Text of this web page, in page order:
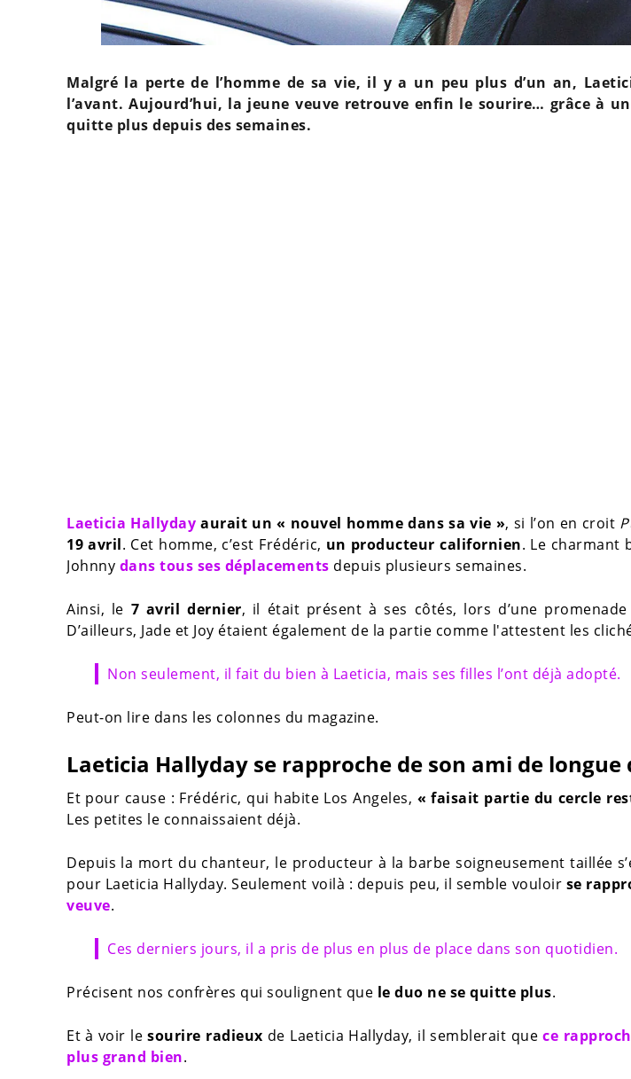
Malgré la perte de l’homme de sa vie, il y a un peu plus d’un an,
l’avant. Aujourd’hui, la jeune veuve retrouve enfin le sourire… grâce à
quitte plus depuis des semaines.
Laeticia Hallyday aurait un « nouvel homme dans sa vie », si l’on en croit
19 avril. Cet homme, c’est Frédéric, un producteur californien. Le charmant
Johnny dans tous ses déplacements depuis plusieurs semaines.
Ainsi, le 7 avril dernier, il était présent à ses côtés, lors d’une
D’ailleurs, Jade et Joy étaient également de la partie comme l'attestent les
Non seulement, il fait du bien à Laeticia, mais ses filles l’ont déjà adopté.
Peut-on lire dans les colonnes du magazine.
Laeticia Hallyday se rapproche de son ami de longue
Et pour cause : Frédéric, qui habite Los Angeles, « faisait partie du cercle
Les petites le connaissaient déjà.
Depuis la mort du chanteur, le producteur à la barbe soigneusement taillée
pour Laeticia Hallyday. Seulement voilà : depuis peu, il semble vouloir se
veuve.
Ces derniers jours, il a pris de plus en plus de place dans son quotidien.
Précisent nos confrères qui soulignent que le duo ne se quitte plus.
Et à voir lesourire radieux de Laeticia Hallyday, il semblerait quece
plus grand bien.